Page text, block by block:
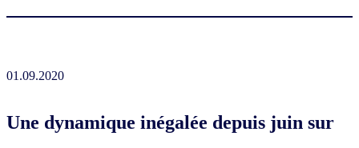
01.09.2020
Une dynamique inégalée depuis juin sur